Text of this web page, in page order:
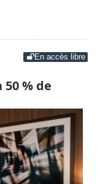
En accès libre
% de